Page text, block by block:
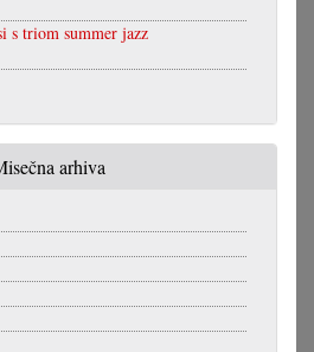
s triom summer jazz
arhiva